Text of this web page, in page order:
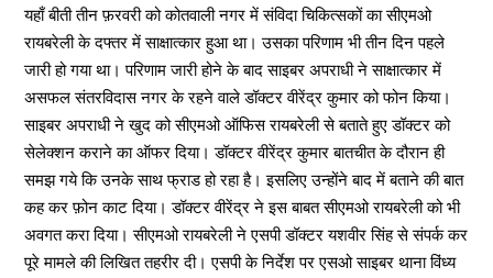
यहाँ बीती तीन फ़रवरी को कोतवाली नगर में संविदा चिकित्सकों का सीएमओ
रायबरेली के दफ्तर में साक्षात्कार हुआ था। उसका परिणाम भी तीन दिन पहले
जारी हो गया था। परिणाम जारी होने के बाद साइबर अपराधी ने साक्षात्कार में
असफल संतरविदास नगर के रहने वाले डॉक्टर वीरेंद्र कुमार को फोन किया।
साइबर अपराधी ने खुद को सीएमओ ऑफिस रायबरेली से बताते हुए डॉक्टर को
सेलेक्शन कराने का ऑफर दिया। डॉक्टर वीरेंद्र कुमार बातचीत के दौरान ही
समझ गये कि उनके साथ फ्राड हो रहा है। इसलिए उन्होंने बाद में बताने की बात
कह कर फ़ोन काट दिया। डॉक्टर वीरेंद्र ने इस बाबत सीएमओ रायबरेली को भी
अवगत करा दिया। सीएमओ रायबरेली ने एसपी डॉक्टर यशवीर सिंह से संपर्क कर
पूरे मामले की लिखित तहरीर दी। एसपी के निर्देश पर एसओ साइबर थाना विंध्य